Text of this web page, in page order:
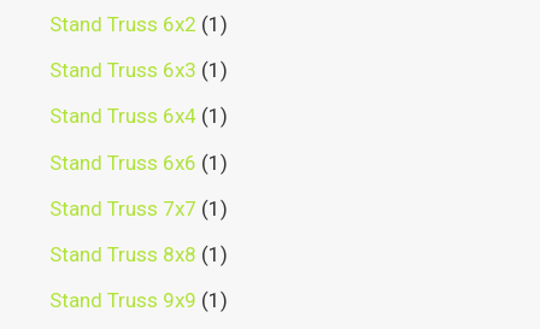
Stand Truss 6x2 1
Stand Truss 6x3 1
Stand Truss 6x4 1
Stand Truss 6x6 1
Stand Truss 7x7 1
Stand Truss 8x8 1
Stand Truss 9x9 1